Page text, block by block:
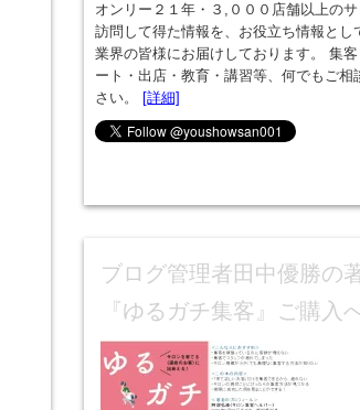
オンリー２１年・３,０００店舗以上の
訪問して得た情報を、お役立ち情報とし
業界の皆様にお届けしております。 集
ート・出店・教育・講習等、何でもご相
さい。
[詳細]
ブログ管理者田中優勝の
『ゆるガチ集客』ご購入